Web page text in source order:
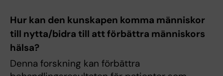
Hur kan den kunskapen komma människor
till nytta/bidra till att förbättra människors
hälsa?
Denna forskning kan förbättra